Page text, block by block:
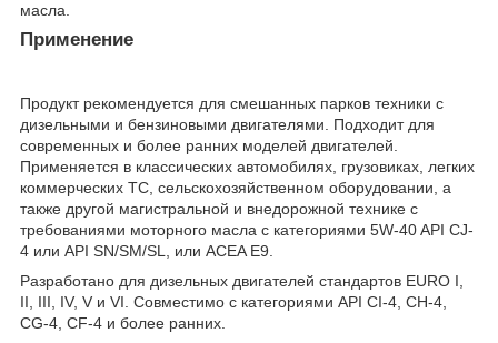
масла.
Применение
Продукт рекомендуется для смешанных парков техники с
дизельными и бензиновыми двигателями. Подходит для
современных и более ранних моделей двигателей.
Применяется в классических автомобилях, грузовиках, легких
коммерческих ТС, сельскохозяйственном оборудовании, а
также другой магистральной и внедорожной технике с
требованиями моторного масла с категориями 5W-40 API CJ-
4 или API SN/SM/SL, или ACEA E9.
Разработано для дизельных двигателей стандартов EURO I,
II, III, IV, V и VI. Совместимо с категориями API CI-4, CH-4,
CG-4, CF-4 и более ранних.